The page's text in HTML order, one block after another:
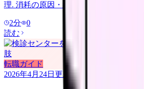
理. 消耗の原因・続けるメリット・転職
2分
0
読む
転職ガイド
2026年4月24日 更新